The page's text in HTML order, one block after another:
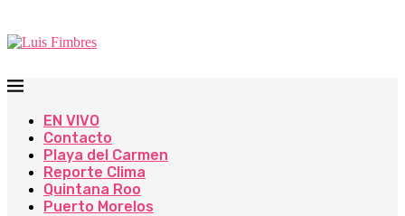
EN VIVO
Contacto
Playa del Carmen
Reporte Clima
Quintana Roo
Puerto Morelos